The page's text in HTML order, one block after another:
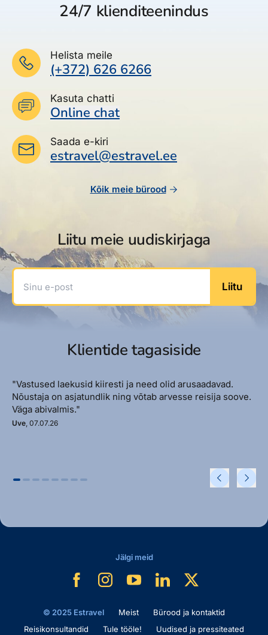
24/7 klienditeenindus
Helista meile
(+372) 626 6266
Kasuta chatti
Online chat
Saada e-kiri
estravel@estravel.ee
Kõik meie bürood
Liitu meie uudiskirjaga
Sinu e-post
Liitu
Klientide tagasiside
"Vastused laekusid kiiresti ja need olid arusaadavad.
Nõustaja on asjatundlik ning võtab arvesse reisija soove.
Väga abivalmis."
Uve, 07.07.26
© 2025 Estravel Meist
Bürood ja kontaktid
Reisikonsultandid
Tule tööle! Uudised ja pressiteated
Jälgi meid